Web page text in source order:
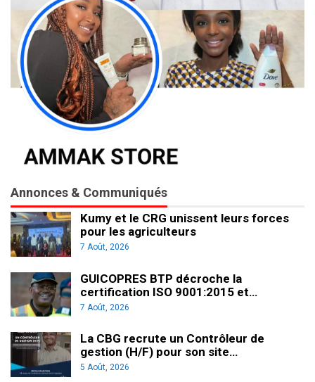
Annonces & Communiqués
Kumy et le CRG unissent leurs forces
pour les agriculteurs
7 Août, 2026
GUICOPRES BTP décroche la
certification ISO 9001:2015 et…
7 Août, 2026
La CBG recrute un Contrôleur de
gestion (H/F) pour son site…
5 Août, 2026